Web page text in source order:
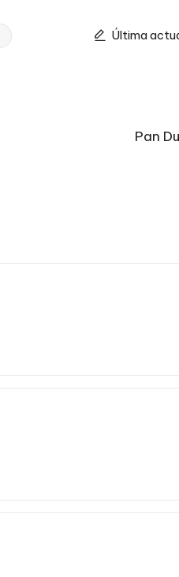
Última
Pan